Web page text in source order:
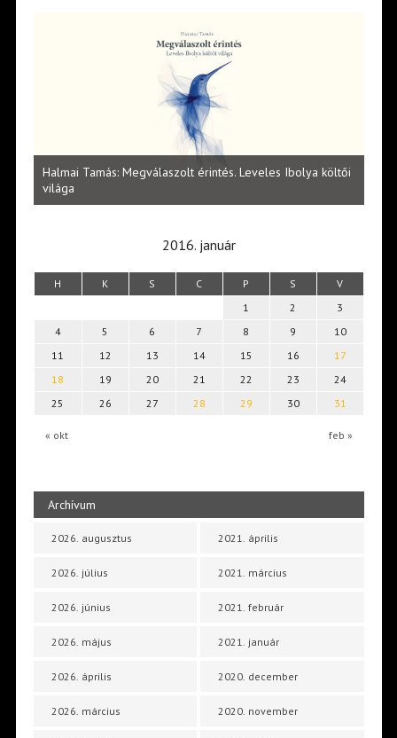
Halmai Tamás: Megválaszolt érintés. Leveles Ibolya költői
világa
2016. január
H K S C P S V
« okt feb »
1 2
3
4
5 6 7 8 9
10
11
12 13 14 15 16
17
18
19 20 21 22 23
24
25
26 27 28 29 30 31
Archívum
2026. augusztus
2026. július
2026. június
2026. május
2026. április
2026. március
2021. április
2021. március
2021. február
2021. január
2020. december
2020. november